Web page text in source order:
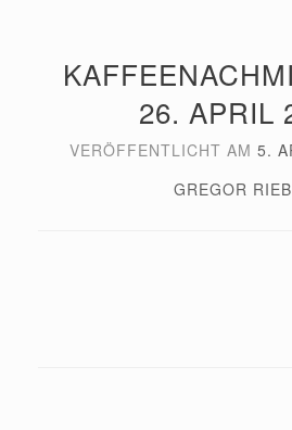
26. APRIL
VERÖFFENTLICHT AM 5.
GREGOR